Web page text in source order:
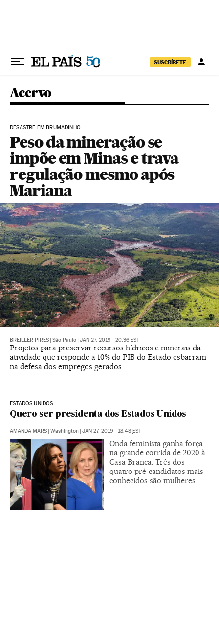
SUSCRÍBETE
Acervo
DESASTRE EM BRUMADINHO
Peso da mineração se
impõe em Minas e trava
regulação mesmo após
Mariana
BREILLER PIRES São Paulo JAN 27, 2019 - 20:36 EST
Projetos para preservar recursos hídricos e minerais da
atividade que responde a 10% do PIB do Estado esbarram
na defesa dos empregos gerados
ESTADOS UNIDOS
Quero ser presidenta dos Estados Unidos
AMANDA MARS Washington JAN 27, 2019 - 18:48 EST
Onda feminista ganha força
na grande corrida de 2020 à
Casa Branca. Três dos
quatro pré-candidatos mais
conhecidos são mulheres